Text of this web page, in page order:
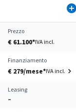
Prezzo
€ 61.100*IVA incl.
Finanziamento
€ 279/mese*IVA incl.
Leasing
–